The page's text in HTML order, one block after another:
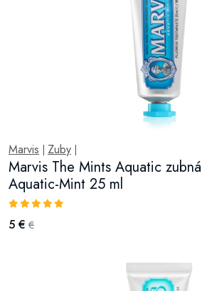
Marvis Zuby
Marvis The Mints Aquatic
Aquatic-Mint 25 ml
5 € €